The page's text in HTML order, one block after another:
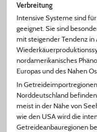
Verbreitung
Intensive Systeme sind
geeignet. Sie sind
mit steigender Tendenz
nordamerikanisches
Europas und des Nahen
In
Norddeutschland
meist in der Nähe von
wie den USA wird die
Getreideanbauregionen